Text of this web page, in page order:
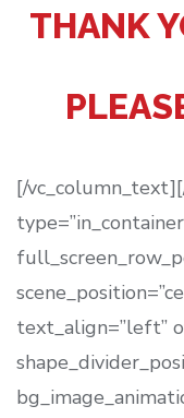
THANK
[/
text_align=”left”